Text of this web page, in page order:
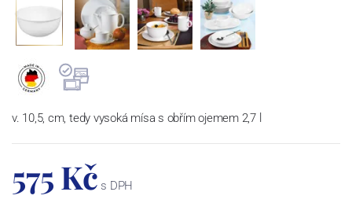
v. 10,5, cm, tedy vysoká mísa s obřím ojemem 2,7 l
575 Kč s DPH